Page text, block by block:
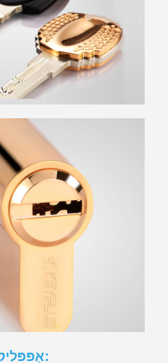
אַפּפּליקאַטיאָן אַנטוויקלונג: